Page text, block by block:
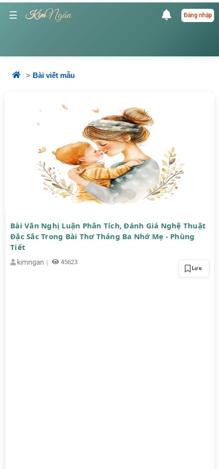
☰ KimNgân Đăng nhập
Bài viết mẫu
Bài Văn Nghị Luận Phân Tích, Đánh Giá Nghệ Thuật
Đặc Sắc Trong Bài Thơ Tháng Ba Nhớ Mẹ - Phùng
Tiết
kimngan 45623
Lưu